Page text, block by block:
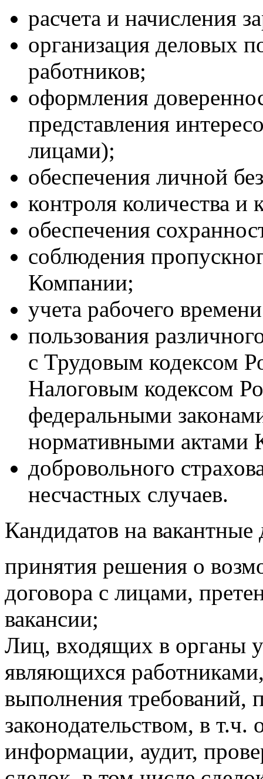
расчета и начисления
организация деловых
работников;
оформления
представления
лицами);
обеспечения личной
контроля количества и
обеспечения
соблюдения
Компании;
учета рабочего
пользования
с Трудовым кодексом
Налоговым кодексом
федеральными
нормативными актами
добровольного
несчастных случаев.
Кандидатов на
принятия решения о
договора с лицами,
вакансии;
Лиц, входящих в органы
являющихся
выполнения требований,
законодательством, в т.ч.
информации, аудит,